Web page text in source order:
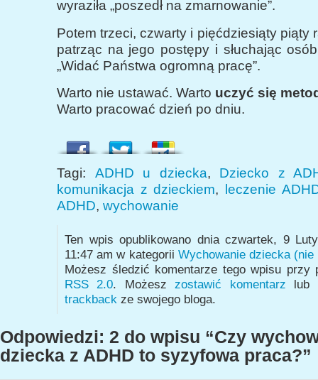
wyraziła „poszedł na zmarnowanie”.
Potem trzeci, czwarty i pięćdziesiąty piąty
patrząc na jego postępy i słuchając
„Widać Państwa ogromną pracę”.
Warto nie ustawać. Warto uczyć się
Warto pracować dzień po dniu.
Tagi: ADHD u dziecka, Dziecko z
komunikacja z dzieckiem,
leczenie
ADHD, wychowanie
Ten wpis opublikowano dnia czwartek, 9
11:47 am w kategorii Wychowanie dziecka
Możesz śledzić komentarze tego wpisu przy
RSS 2.0. Możeszzostawić komentarz lub
trackback ze swojego bloga.
Odpowiedzi: 2 do wpisu “Czy
dziecka z ADHD to syzyfowa praca?”